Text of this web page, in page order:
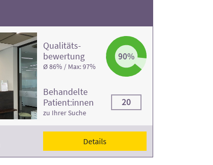
Qualitäts­
bewertung
Ø 86% / Max: 97%
90%
Behandelte
Patient:innen
zu Ihrer Suche
20
Details